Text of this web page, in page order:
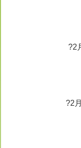
?2
?2